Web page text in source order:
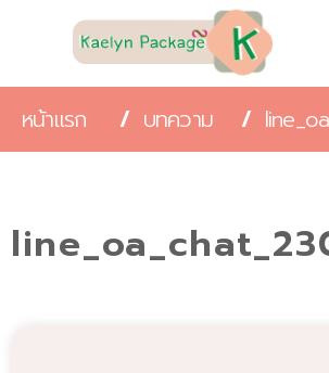
หน้าแรก / บทความ /